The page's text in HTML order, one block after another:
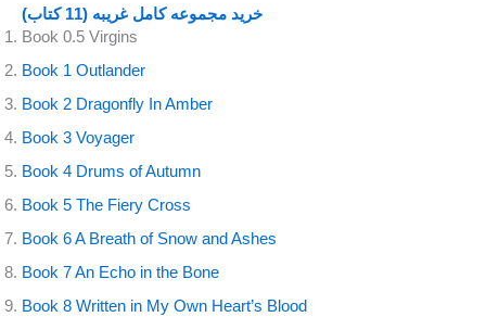
خرید مجموعه کامل غریبه (11 کتاب)
Book 0.5 Virgins
Book 1 Outlander
Book 2 Dragonfly In Amber
Book 3 Voyager
Book 4 Drums of Autumn
Book 5 The Fiery Cross
Book 6 A Breath of Snow and Ashes
Book 7 An Echo in the Bone
Book 8 Written in My Own Heart’s Blood